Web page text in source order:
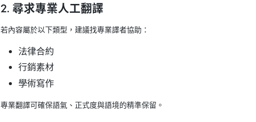
2. 尋求專業人工翻譯
若內容屬於以下類型，建議找專業譯者協助：
法律合約
行銷素材
學術寫作
專業翻譯可確保語氣、正式度與語境的精準保留。